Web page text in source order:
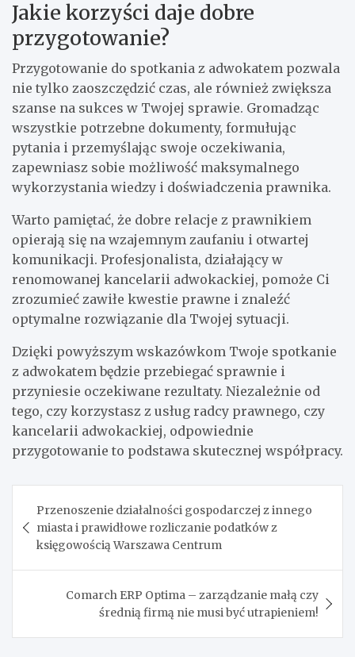
Jakie korzyści daje dobre
przygotowanie?
Przygotowanie do spotkania z adwokatem pozwala
nie tylko zaoszczędzić czas, ale również zwiększa
szanse na sukces w Twojej sprawie. Gromadząc
wszystkie potrzebne dokumenty, formułując
pytania i przemyślając swoje oczekiwania,
zapewniasz sobie możliwość maksymalnego
wykorzystania wiedzy i doświadczenia prawnika.
Warto pamiętać, że dobre relacje z prawnikiem
opierają się na wzajemnym zaufaniu i otwartej
komunikacji. Profesjonalista, działający w
renomowanej kancelarii adwokackiej, pomoże Ci
zrozumieć zawiłe kwestie prawne i znaleźć
optymalne rozwiązanie dla Twojej sytuacji.
Dzięki powyższym wskazówkom Twoje spotkanie
z adwokatem będzie przebiegać sprawnie i
przyniesie oczekiwane rezultaty. Niezależnie od
tego, czy korzystasz z usług radcy prawnego, czy
kancelarii adwokackiej, odpowiednie
przygotowanie to podstawa skutecznej współpracy.
wpisu
Przenoszenie działalności gospodarczej z innego
miasta i prawidłowe rozliczanie podatków z
księgowością Warszawa Centrum
Comarch ERP Optima – zarządzanie małą czy
średnią firmą nie musi być utrapieniem!